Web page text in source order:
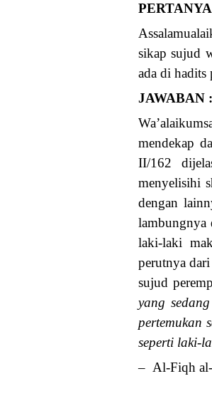
sikap sujud
ada di hadits
JAWABAN :
mendekap
II/162
menyelisihi
dengan
lambungnya
laki-laki
perutnya
sujud
yang
pertemukan
seperti laki-
– Al-Fiqh